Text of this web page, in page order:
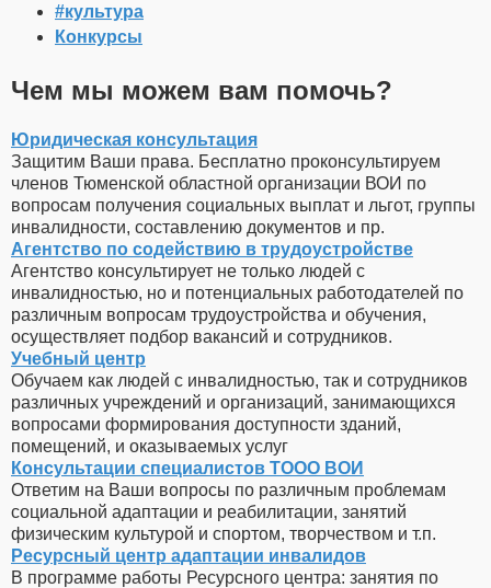
#культура
Конкурсы
Чем мы можем вам помочь?
Юридическая консультация
Защитим Ваши права. Бесплатно проконсультируем
членов Тюменской областной организации ВОИ по
вопросам получения социальных выплат и льгот, группы
инвалидности, составлению документов и пр.
Агентство по содействию в трудоустройстве
Агентство консультирует не только людей с
инвалидностью, но и потенциальных работодателей по
различным вопросам трудоустройства и обучения,
осуществляет подбор вакансий и сотрудников.
Учебный центр
Обучаем как людей с инвалидностью, так и сотрудников
различных учреждений и организаций, занимающихся
вопросами формирования доступности зданий,
помещений, и оказываемых услуг
Консультации специалистов ТООО ВОИ
Ответим на Ваши вопросы по различным проблемам
социальной адаптации и реабилитации, занятий
физическим культурой и спортом, творчеством и т.п.
Ресурсный центр адаптации инвалидов
В программе работы Ресурсного центра: занятия по